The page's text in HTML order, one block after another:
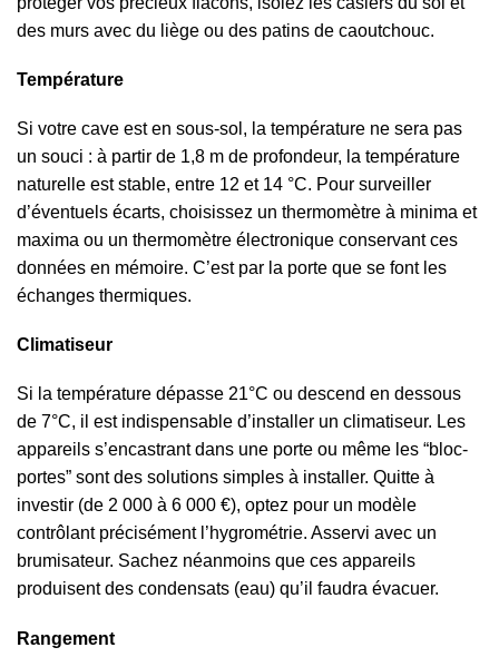
des murs avec du liège ou des patins de caoutchouc.
Température
Si votre cave est en sous-sol, la température ne sera pas
un souci : à partir de 1,8 m de profondeur, la température
naturelle est stable, entre 12 et 14 °C. Pour surveiller
d’éventuels écarts, choisissez un thermomètre à minima et
maxima ou un thermomètre électronique conservant ces
données en mémoire. C’est par la porte que se font les
échanges thermiques.
Climatiseur
Si la température dépasse 21°C ou descend en dessous
de 7°C, il est indispensable d’installer un climatiseur. Les
appareils s’encastrant dans une porte ou même les “bloc-
portes” sont des solutions simples à installer. Quitte à
investir (de 2 000 à 6 000 €), optez pour un modèle
contrôlant précisément l’hygrométrie. Asservi avec un
brumisateur. Sachez néanmoins que ces appareils
produisent des condensats (eau) qu’il faudra évacuer.
Rangement